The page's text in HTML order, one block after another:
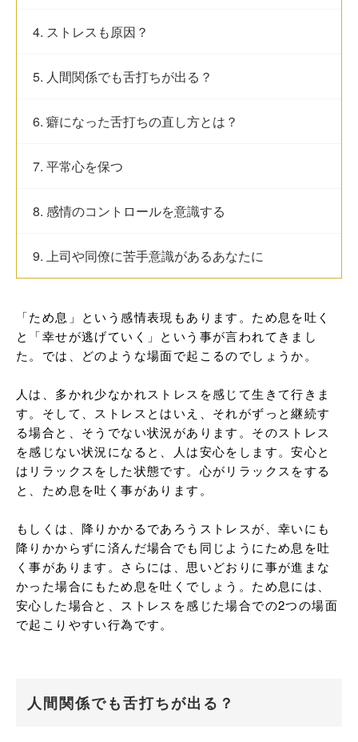
4. ストレスも原因？
5. 人間関係でも舌打ちが出る？
6. 癖になった舌打ちの直し方とは？
7. 平常心を保つ
8. 感情のコントロールを意識する
9. 上司や同僚に苦手意識があるあなたに
「ため息」という感情表現もあります。ため息を吐く
と「幸せが逃げていく」という事が言われてきまし
た。では、どのような場面で起こるのでしょうか。
人は、多かれ少なかれストレスを感じて生きて行きま
す。そして、ストレスとはいえ、それがずっと継続す
る場合と、そうでない状況があります。そのストレス
を感じない状況になると、人は安心をします。安心と
はリラックスをした状態です。心がリラックスをする
と、ため息を吐く事があります。
もしくは、降りかかるであろうストレスが、幸いにも
降りかからずに済んだ場合でも同じようにため息を吐
く事があります。さらには、思いどおりに事が進まな
かった場合にもため息を吐くでしょう。ため息には、
安心した場合と、ストレスを感じた場合での2つの場面
で起こりやすい行為です。
人間関係でも舌打ちが出る？